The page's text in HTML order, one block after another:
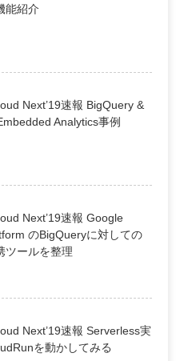
能紹介
Next’19速報 BigQuery &
Analytics事例
Next’19速報 Google
のBigQueryに対しての
ツールを整理
Next’19速報 Serverless実
を動かしてみる